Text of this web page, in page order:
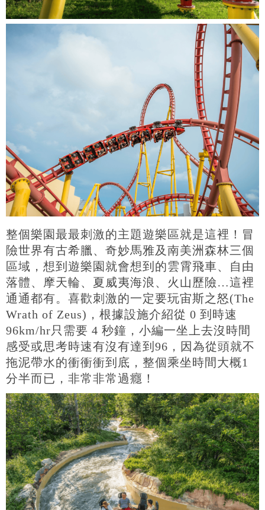
整個樂園最最刺激的主題遊樂區就是這裡！冒
險世界有古希臘、奇妙馬雅及南美洲森林三個
區域，想到遊樂園就會想到的雲霄飛車、自由
落體、摩天輪、夏威夷海浪、火山歷險…這裡
通通都有。喜歡刺激的一定要玩宙斯之怒(The
Wrath of Zeus)，根據設施介紹從 0 到時速
96km/hr只需要 4 秒鐘，小編一坐上去沒時間
感受或思考時速有沒有達到96，因為從頭就不
拖泥帶水的衝衝衝到底，整個乘坐時間大概1
分半而已，非常非常過癮！